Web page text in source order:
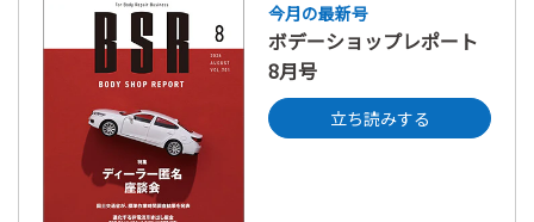
今月の最新号
ボデーショップレポート
8月号
立ち読みする